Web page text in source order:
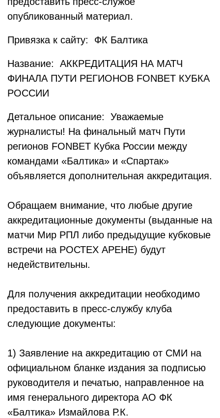
опубликованный материал.
Привязка к сайту: ФК Балтика
Название: АККРЕДИТАЦИЯ НА МАТЧ
ФИНАЛА ПУТИ РЕГИОНОВ FONBET КУБКА
РОССИИ
Детальное описание: Уважаемые
журналисты! На финальный матч Пути
регионов FONBET Кубка России между
командами «Балтика» и «Спартак»
объявляется дополнительная аккредитация.
Обращаем внимание, что любые другие
аккредитационные документы (выданные на
матчи Мир РПЛ либо предыдущие кубковые
встречи на РОСТЕХ АРЕНЕ) будут
недействительны.
Для получения аккредитации необходимо
предоставить в пресс-службу клуба
следующие документы:
1) Заявление на аккредитацию от СМИ на
официальном бланке издания за подписью
руководителя и печатью, направленное на
имя генерального директора АО ФК
«Балтика» Измайлова Р.К.